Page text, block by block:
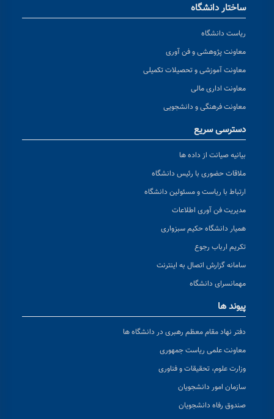
ساختار دانشگاه
ریاست دانشگاه
معاونت پژوهشی و فن آوری
معاونت آموزشی و تحصیلات تکمیلی
معاونت اداری مالی
معاونت فرهنگی و دانشجویی
دسترسی سریع
بیانیه صیانت از داده ها
ملاقات حضوری با رئیس دانشگاه
ارتباط با ریاست و مسئولین دانشگاه
مدیریت فن آوری اطلاعات
همیار دانشگاه حکیم سبزواری
تکریم ارباب رجوع
سامانه گزارش اتصال به اینترنت
مهمانسرای دانشگاه
پیوند ها
دفتر نهاد مقام معظم رهبری در دانشگاه ها
معاونت علمی ریاست جمهوری
وزارت علوم، تحقیقات و فناوری
سازمان امور دانشجویان
صندوق رفاه دانشجویان